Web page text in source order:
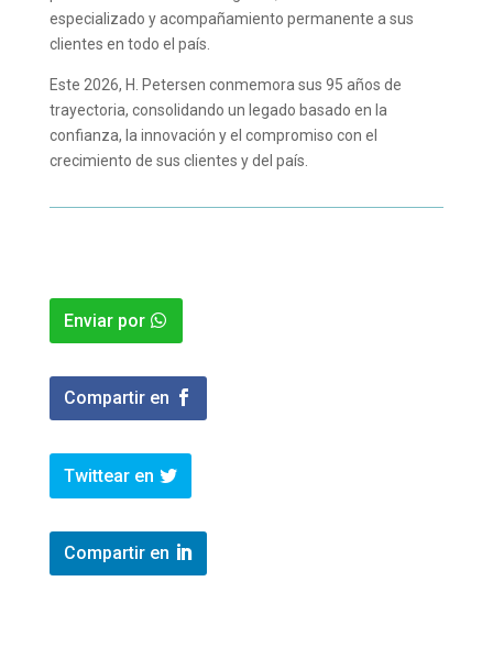
especializado y acompañamiento permanente a sus
clientes en todo el país.
Este 2026, H. Petersen conmemora sus 95 años de
trayectoria, consolidando un legado basado en la
confianza, la innovación y el compromiso con el
crecimiento de sus clientes y del país.
Enviar por
Compartir en
Twittear en
Compartir en